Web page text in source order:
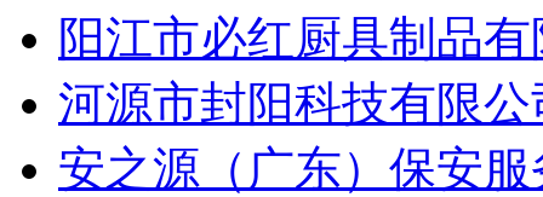
阳江市必红厨具制品
河源市封阳科技有限
安之源（广东）保安